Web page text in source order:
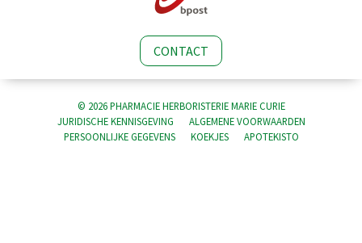
CONTACT
© 2026 PHARMACIE HERBORISTERIE MARIE CURIE
JURIDISCHE KENNISGEVING
ALGEMENE VOORWAARDEN
PERSOONLIJKE GEGEVENS
KOEKJES APOTEKISTO